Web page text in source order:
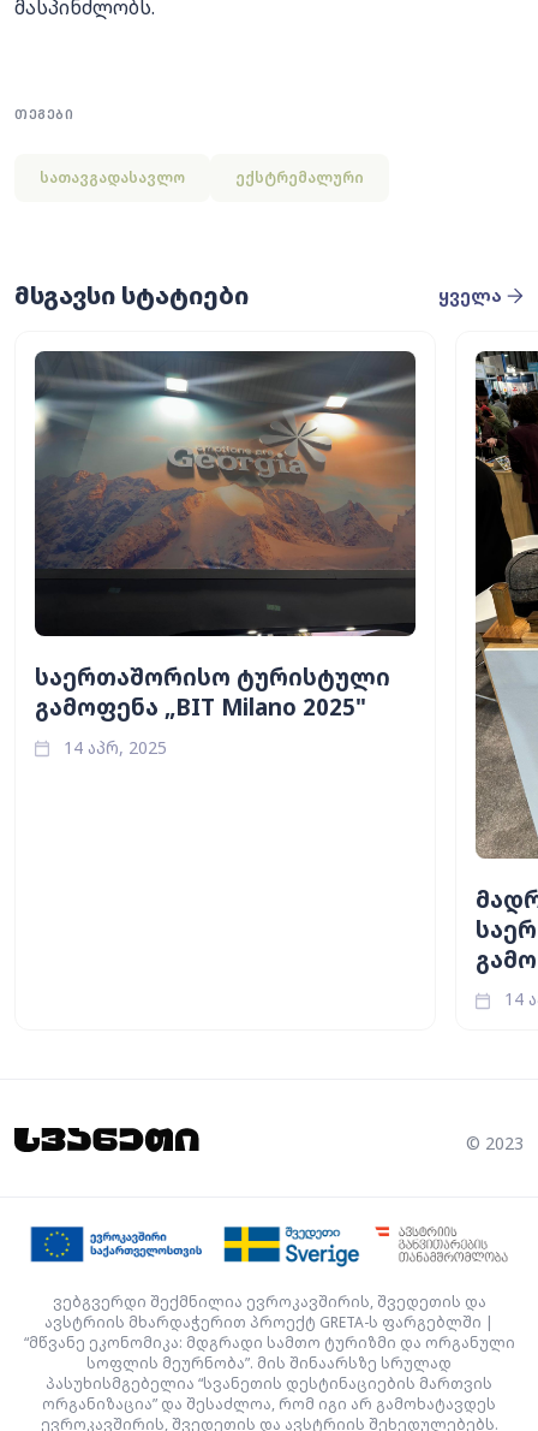
მასპინძლობს.
ᲗᲔᲒᲔᲑᲘ
სათავგადასავლო ექსტრემალური
მსგავსი სტატიები ყველა
საერთაშორისო ტურისტული
გამოფენა „BIT Milano 2025"
14 აპრ, 2025
14
© 2023
ვებგვერდი შექმნილია ევროკავშირის, შვედეთის და
ავსტრიის მხარდაჭერით პროექტ GRETA-ს ფარგებლში |
“მწვანე ეკონომიკა: მდგრადი სამთო ტურიზმი და ორგანული
სოფლის მეურნობა”. მის შინაარსზე სრულად
პასუხისმგებელია “სვანეთის დესტინაციების მართვის
ორგანიზაცია” და შესაძლოა, რომ იგი არ გამოხატავდეს
ევროკავშირის, შვედეთის და ავსტრიის შეხედულებებს.